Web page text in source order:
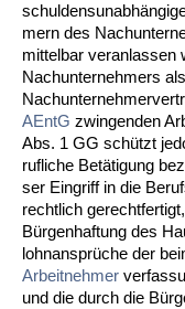
mern des
mit­tel­bar ver­an­las­sen
Nach­un­ter­neh­mers
AEntG zwin­gen­den
Abs. 1 GG schützt
ruf­li­che Betäti­gung
ser Ein­griff in die
recht­lich
Bürgen­haf­tung des
lohn­ansprüche der
Ar­beit­neh­mer
und die durch die